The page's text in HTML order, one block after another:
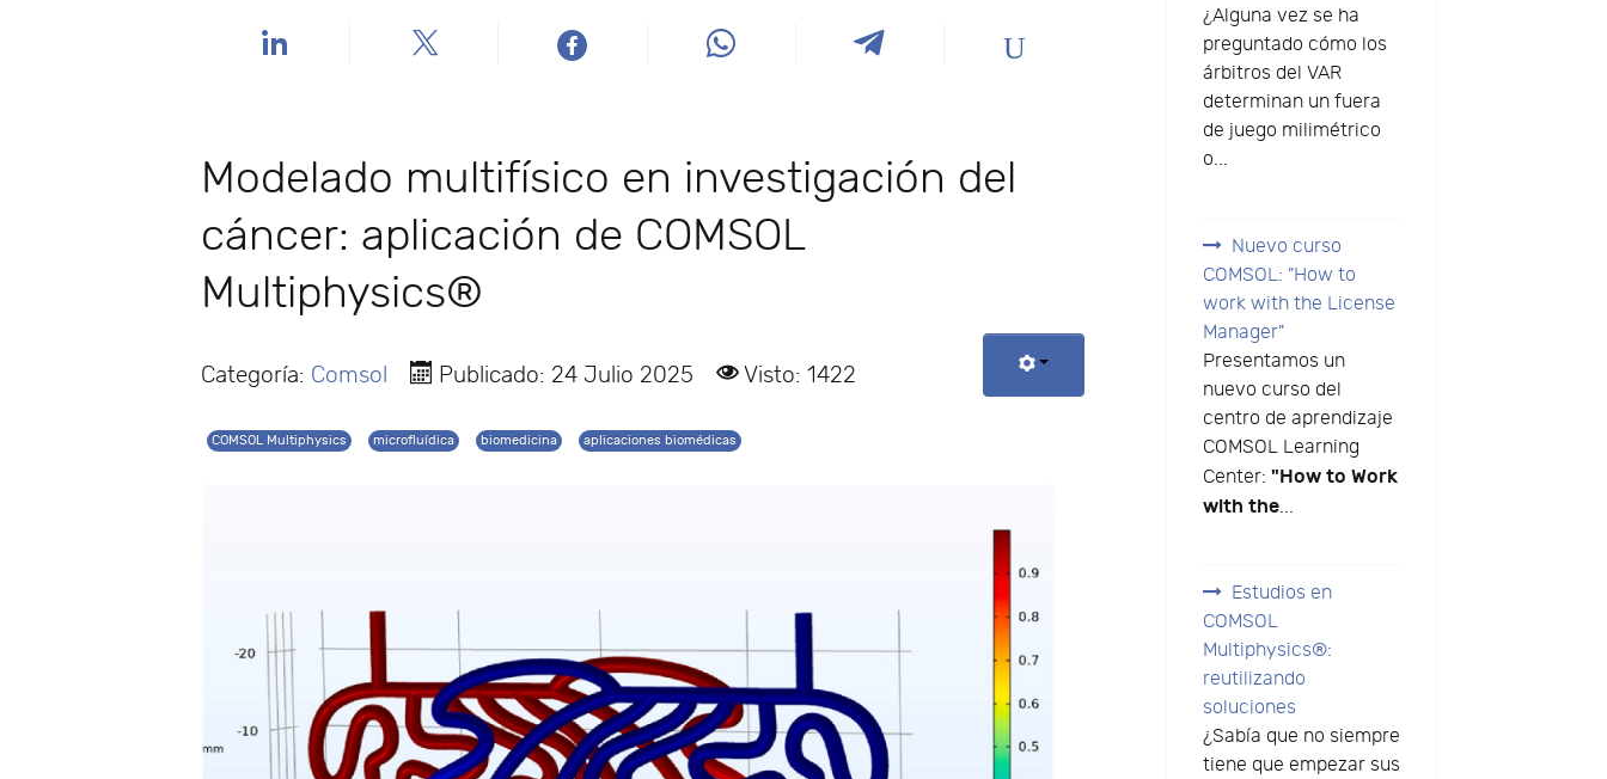
Modelado multifísico en investigación del
cáncer: aplicación de COMSOL
Multiphysics®
Categoría: Comsol Publicado: 24 Julio 2025 Visto: 1422
COMSOL Multiphysics microfluídica biomedicina aplicaciones biomédicas
¿Alguna vez se ha
preguntado cómo los
árbitros del VAR
determinan un fuera
de juego milimétrico
o...
Nuevo curso
COMSOL: "How to
work with the License
Manager"
Presentamos un
nuevo curso del
centro de aprendizaje
COMSOL Learning
Center: "How to Work
with the...
Estudios en
COMSOL
Multiphysics®:
reutilizando
soluciones
¿Sabía que no siempre
tiene que empezar sus